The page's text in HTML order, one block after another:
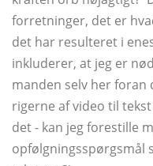
forretninger, det er
det har resulteret i
inkluderer, at jeg er
manden selv her foran
rigerne af video til
det - kan jeg forestille
opfølgningsspørgsmål